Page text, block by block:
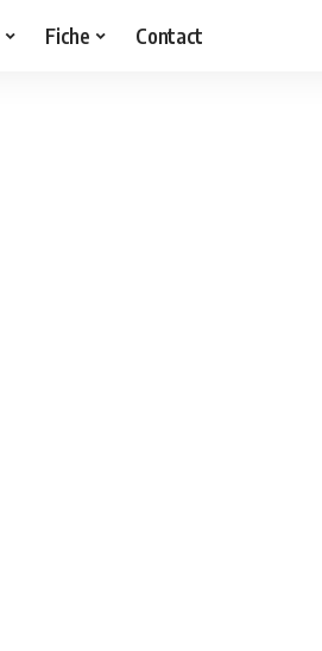
Fiche Contact